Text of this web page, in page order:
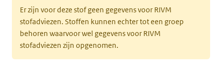
Er zijn voor deze stof geen gegevens voor RIVM
stofadviezen. Stoffen kunnen echter tot een groep
behoren waarvoor wel gegevens voor RIVM
stofadviezen zijn opgenomen.